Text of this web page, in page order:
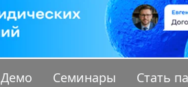
Демо Семинары Стать